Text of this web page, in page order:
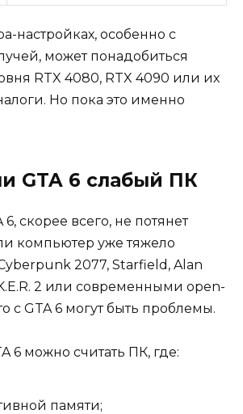
настройках, особенно с
может понадобиться
RTX 4080, RTX 4090 или их
Но пока это именно
GTA 6 слабый ПК
скорее всего, не потянет
компьютер уже тяжело
2077, Starfield, Alan
2 или современными open-
с GTA 6 могут быть проблемы.
6 можно считать ПК, где:
памяти;